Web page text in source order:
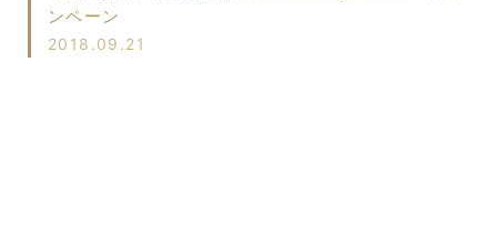
ンペーン
2018.09.21